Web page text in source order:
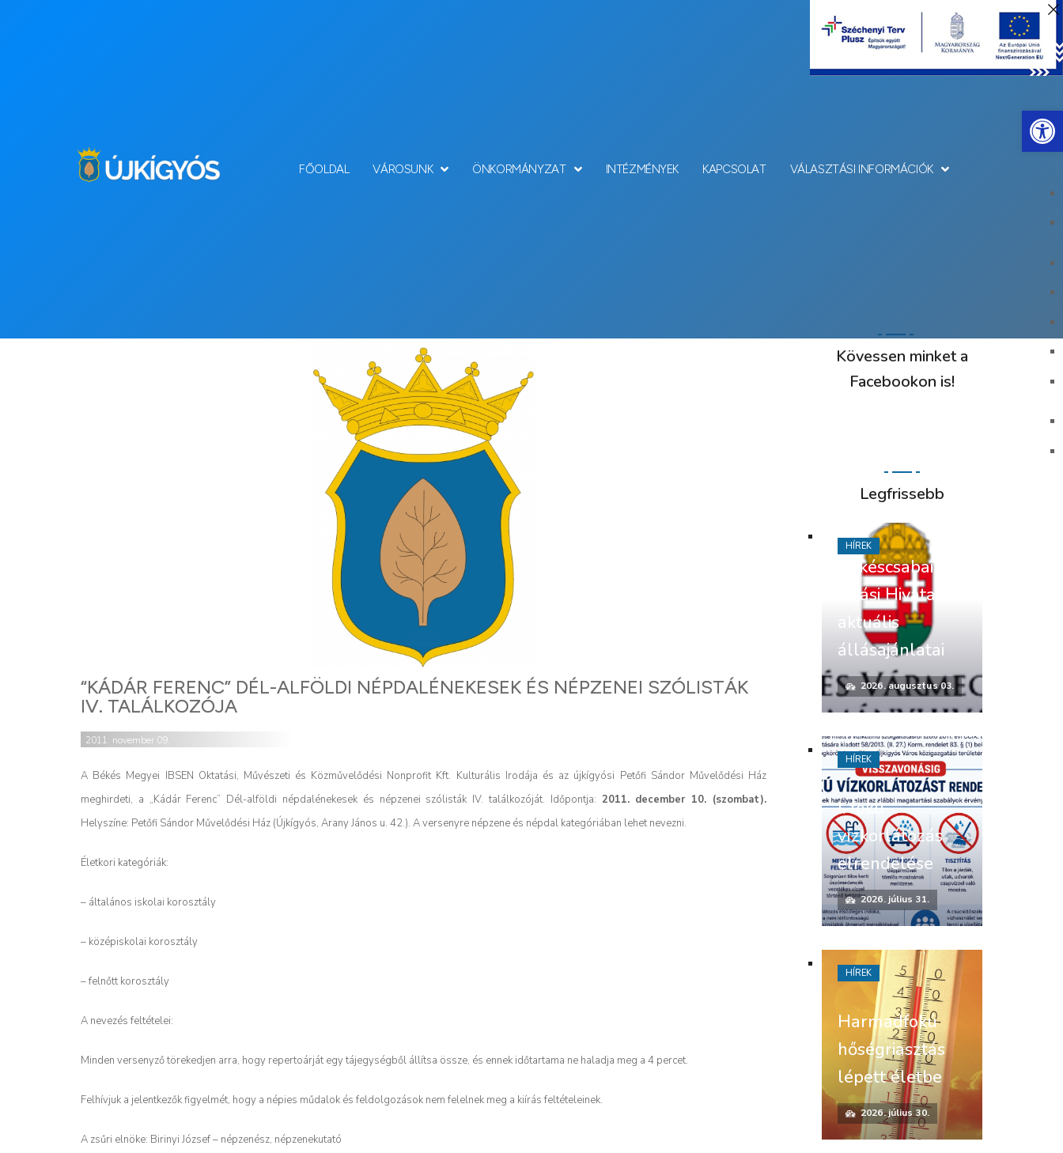
FŐOLDAL VÁROSUNK ÖNKORMÁNYZAT INTÉZMÉNYEK KAPCSOLAT VÁLASZTÁSI INFORMÁCIÓK
“KÁDÁR FERENC” DÉL-ALFÖLDI NÉPDALÉNEKESEK ÉS NÉPZENEI SZÓLISTÁK
IV. TALÁLKOZÓJA
2011. november 09.
A Békés Megyei IBSEN Oktatási, Művészeti és Közművelődési Nonprofit Kft. Kulturális Irodája és az újkígyósi Petőfi Sándor Művelődési Ház
meghirdeti, a „Kádár Ferenc” Dél-alföldi népdalénekesek és népzenei szólisták IV. találkozóját. Időpontja: 2011. december 10. (szombat).
Helyszíne: Petőfi Sándor Művelődési Ház (Újkígyós, Arany János u. 42.). A versenyre népzene és népdal kategóriában lehet nevezni.
Életkori kategóriák:
– általános iskolai korosztály
– középiskolai korosztály
– felnőtt korosztály
A nevezés feltételei:
Minden versenyző törekedjen arra, hogy repertoárját egy tájegységből állítsa össze, és ennek időtartama ne haladja meg a 4 percet.
Felhívjuk a jelentkezők figyelmét, hogy a népies műdalok és feldolgozások nem felelnek meg a kiírás feltételeinek.
A zsűri elnöke: Birinyi József – népzenész, népzenekutató
Kövessen minket a
Facebookon is!
Legfrissebb
Békéscsabai
Járási Hivatal
aktuális
állásajánlatai
2026. augusztus 03.
HÍREK
I. fokú
vízkorlátozás
elrendelése
2026. július 31.
HÍREK
Harmadfokú
hőségriasztás
lépett életbe
2026. július 30.
HÍREK